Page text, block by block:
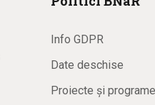
Info GDPR
Date deschise
Proiecte și